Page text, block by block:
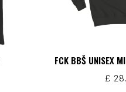
FCK BBŠ UNISEX
£